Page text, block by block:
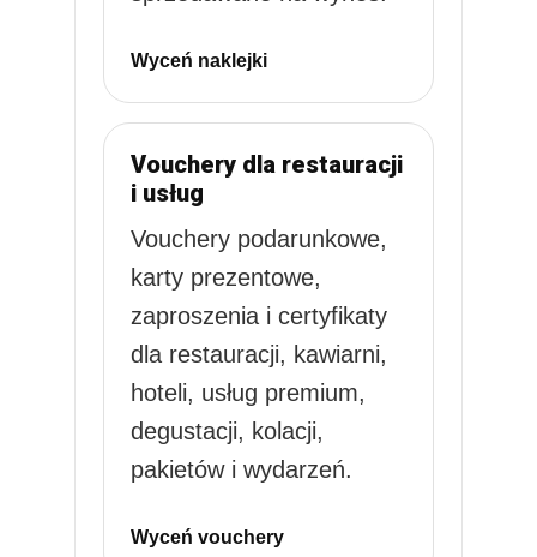
Wyceń naklejki
Vouchery dla restauracji
i usług
Vouchery podarunkowe,
karty prezentowe,
zaproszenia i certyfikaty
dla restauracji, kawiarni,
hoteli, usług premium,
degustacji, kolacji,
pakietów i wydarzeń.
Wyceń vouchery